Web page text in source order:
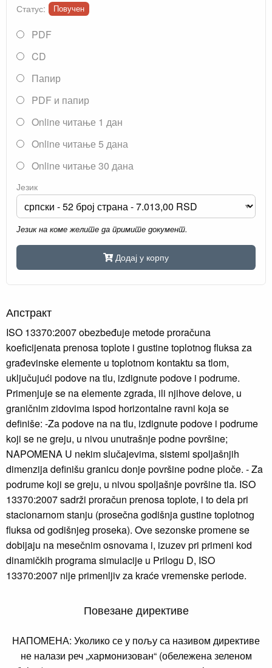
Статус: Повучен
PDF
CD
Папир
PDF и папир
Online читање 1 дан
Online читање 5 дана
Online читање 30 дана
Језик
Језик на коме желите да примите документ.
Додај у корпу
Апстракт
ISO 13370:2007 obezbeđuje metode proračuna
koeficijenata prenosa toplote i gustine toplotnog fluksa za
građevinske elemente u toplotnom kontaktu sa tlom,
uključujući podove na tlu, izdignute podove i podrume.
Primenjuje se na elemente zgrada, ili njihove delove, u
graničnim zidovima ispod horizontalne ravni koja se
definiše: -Za podove na na tlu, izdignute podove i podrume
koji se ne greju, u nivou unutrašnje podne površine;
NAPOMENA U nekim slučajevima, sistemi spoljašnjih
dimenzija definišu granicu donje površine podne ploče. - Za
podrume koji se greju, u nivou spoljašnje površine tla. ISO
13370:2007 sadrži proračun prenosa toplote, i to dela pri
stacionarnom stanju (prosečna godišnja gustine toplotnog
fluksa od godišnjeg proseka). Ove sezonske promene se
dobijaju na mesečnim osnovama i, izuzev pri primeni kod
dinamičkih programa simulacije u Prilogu D, ISO
13370:2007 nije primenljiv za kraće vremenske periode.
Повезане директиве
НАПОМЕНА: Уколико се у пољу са називом директиве
не налази реч „хармонизован“ (обележена зеленом